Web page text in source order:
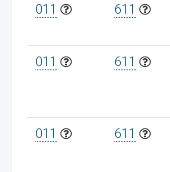
011 611
011 611
011 611